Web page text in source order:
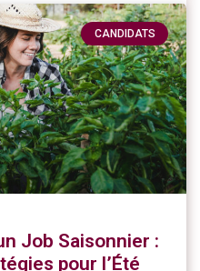
CANDIDATS
Job Saisonnier :
pour l’Été